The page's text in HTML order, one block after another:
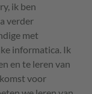
ik ben
verder
met
informatica. Ik
en te leren van
voor